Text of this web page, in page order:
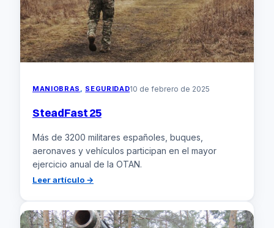
en
medio
de
crecientes
tensiones
MANIOBRAS SEGURIDAD10 de febrero de 2025
SteadFast 25
Más de 3200 militares españoles, buques,
aeronaves y vehículos participan en el mayor
ejercicio anual de la OTAN.
Leer artículo →